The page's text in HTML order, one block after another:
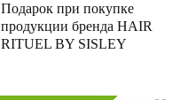
Подарок при покупке
продукции бренда HAIR
RITUEL BY SISLEY